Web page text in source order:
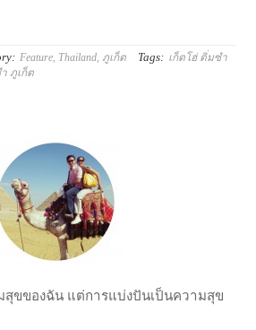
Feature Thailand ภูเก็ต Tags: เก็ตโฮ่ ติ่มซำ
ภูเก็ต
สุขของฉัน แต่การแบ่งปันเป็นความสุข